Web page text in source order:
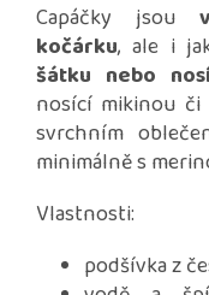
Capáčky jsou
kočárku, ale i
šátku nebo
nosící mikinou
svrchním
minimálně s
Vlastnosti:
podšívka z